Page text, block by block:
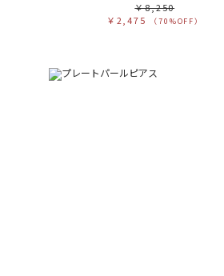
￥8,250
￥2,475
（70%OFF）